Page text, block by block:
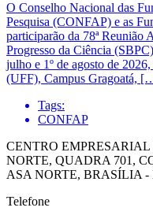
O Conselho Nacional das
Pesquisa (CONFAP) e as
participarão da 78ª Reunião
Progresso da Ciência
julho e 1º de agosto de
(UFF), Campus Gragoatá,
Tags:
CONFAP
CENTRO
NORTE, QUADRA 701,
ASA NORTE, BRASÍLIA -
Telefone